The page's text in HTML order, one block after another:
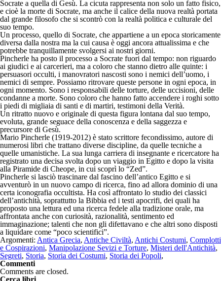
Socrate a quella di Gesù. La cicuta rappresenta non solo un fatto fisico,
e cioè la morte di Socrate, ma anche il calice della nuova realtà portata
dal grande filosofo che si scontrò con la realtà politica e culturale del
suo tempo.
Un processo, quello di Socrate, che appartiene a un epoca storicamente
diversa dalla nostra ma la cui causa è oggi ancora attualissima e che
potrebbe tranquillamente svolgersi ai nostri giorni.
Pincherle ha posto il processo a Socrate fuori dal tempo: non riguardo
ai giudici e ai carcerieri, ma a coloro che stanno dietro alle quinte: i
persuasori occulti, i manovratori nascosti sono i nemici dell’uomo, i
nemici di sempre. Possiamo ritrovare queste persone in ogni epoca, in
ogni momento. Sono i responsabili delle torture, delle uccisioni, delle
condanne a morte. Sono coloro che hanno fatto accendere i roghi sotto
i piedi di migliaia di santi e di martiri, testimoni della Verità.
Un ritratto nuovo e originale di questa figura lontana dal suo tempo,
evoluta, grande seguace della conoscenza e della saggezza e
precursore di Gesù.
Mario Pincherle (1919-2012) è stato scrittore fecondissimo, autore di
numerosi libri che trattano diverse discipline, da quelle tecniche a
quelle umanistiche. La sua lunga carriera di insegnante e ricercatore ha
registrato una decisa svolta dopo un viaggio in Egitto e dopo la visita
alla Piramide di Cheope, in cui scoprì lo “Zed”.
Pincherle si lasciò trascinare dal fascino dell’antico Egitto e si
avventurò in un nuovo campo di ricerca, fino ad allora dominio di una
certa iconografia occultista. Ha così affrontato lo studio dei classici
dell’antichità, soprattutto la Bibbia ed i testi apocrifi, dei quali ha
proposto una lettura ed una ricerca fedele alla tradizione orale, ma
affrontata anche con curiosità, razionalità, sentimento ed
immaginazione; talenti che non gli difettavano e che altri sono disposti
a liquidare come “poco scientifici”.
Argomenti: Antica Grecia, Antiche Civiltà, Antichi Costumi, Complotti
e Cospirazioni, Manipolazione Sevizi e Torture, Misteri dell'Antichità,
Segreti, Storia, Storia dei Costumi, Storia dei Popoli,
Commenti
Comments are closed.
Cerca libri